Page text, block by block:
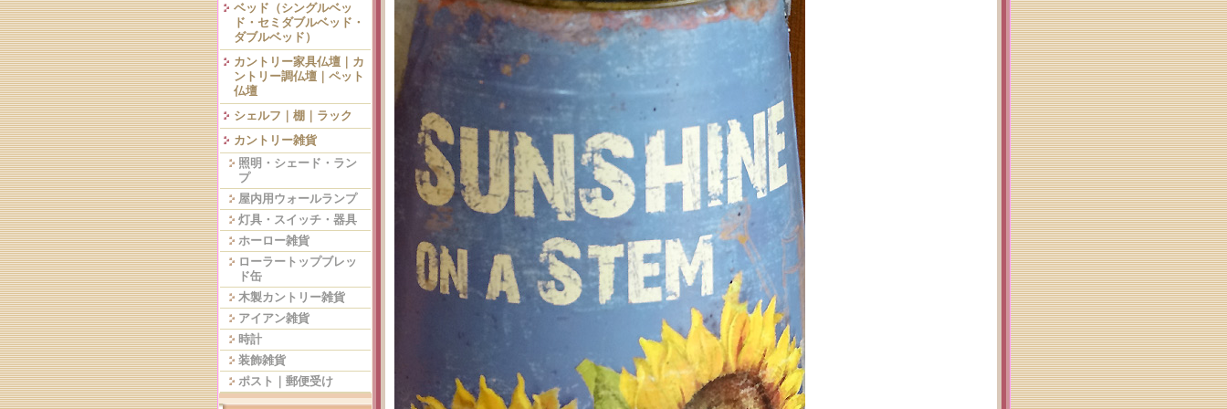
ベッド（シングルベッ
ド・セミダブルベッド・
ダブルベッド）
カントリー家具仏壇｜カ
ントリー調仏壇｜ペット
仏壇
シェルフ｜棚｜ラック
カントリー雑貨
照明・シェード・ラン
プ
屋内用ウォールランプ
灯具・スイッチ・器具
ホーロー雑貨
ローラートップブレッ
ド缶
木製カントリー雑貨
アイアン雑貨
時計
装飾雑貨
ポスト｜郵便受け